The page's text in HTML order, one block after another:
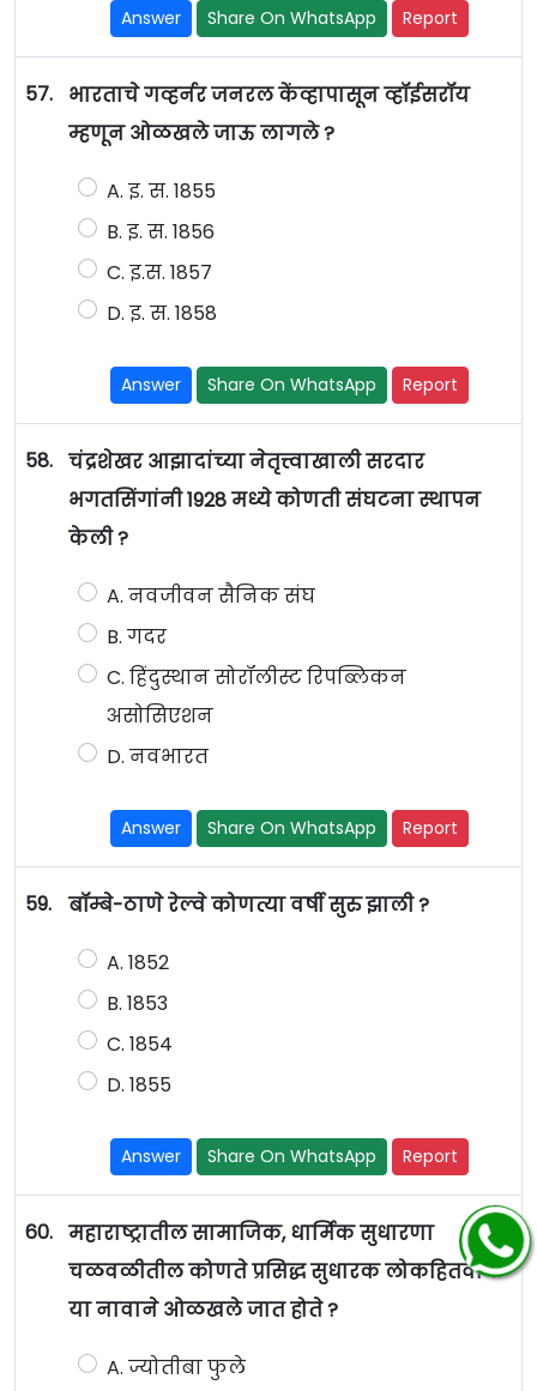
Answer Share On WhatsApp Report
57.
भारताचे गव्हर्नर जनरल केंव्हापासून व्हॉईसरॉय
म्हणून ओळखले जाऊ लागले ?
A. इ. स. 1855
B. इ. स. 1856
C. इ.स. 1857
D. इ. स. 1858
Answer Share On WhatsApp Report
58. चंद्रशेखर आझादांच्या नेतृत्त्वाखाली सरदार
भगतसिंगांनी 1928 मध्ये कोणती संघटना स्थापन
केली ?
A. नवजीवन सैनिक संघ
B. गदर
C. हिंदुस्थान सोरॉलीस्ट रिपब्लिकन
असोसिएशन
D. नवभारत
Answer Share On WhatsApp Report
59. बॉम्बे-ठाणे रेल्वे कोणत्या वर्षी सुरु झाली ?
A. 1852
B. 1853
C. 1854
D. 1855
Answer Share On WhatsApp Report
60. महाराष्ट्रातील सामाजिक, धार्मिक सुधारणा
चळवळीतील कोणते प्रसिद्ध सुधारक लोकहितवादी'
या नावाने ओळखले जात होते ?
A. ज्योतीबा फुले